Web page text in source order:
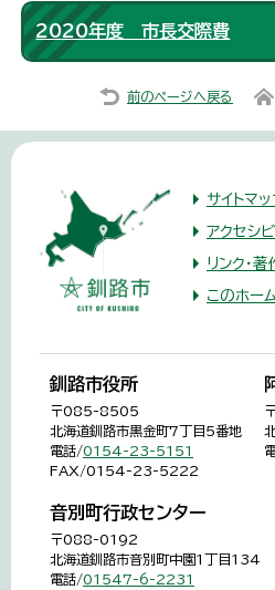
2020年度 市長交際費
前のページへ戻る
サイトマ
アクセシ
リンク・
このホー
釧路市役所
〒085-8505
北海道釧路市黒金町7丁目5番地
電話/0154-23-5151
FAX/0154-23-5222
音別町行政センター
〒088-0192
北海道釧路市音別町中園1丁目134
電話/01547-6-2231